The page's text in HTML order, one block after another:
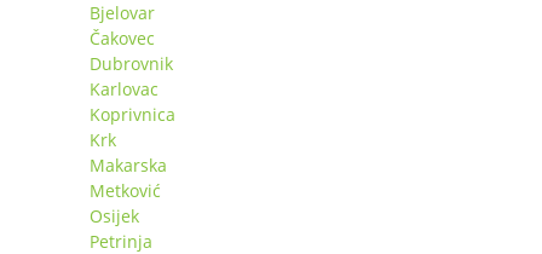
Bjelovar
Čakovec
Dubrovnik
Karlovac
Koprivnica
Krk
Makarska
Metković
Osijek
Petrinja